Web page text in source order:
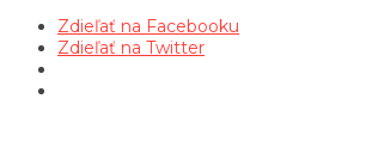
Zdieľať na Facebooku
Zdieľať na Twitter